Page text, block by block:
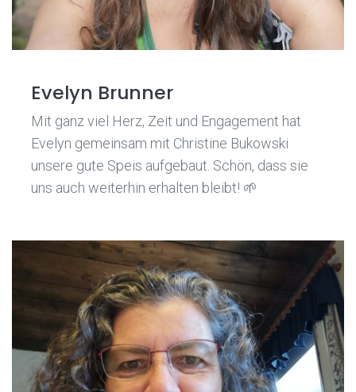
Evelyn Brunner
Mit ganz viel Herz, Zeit und Engagement hat
Evelyn gemeinsam mit Christine Bukowski
unsere gute Speis aufgebaut. Schön, dass sie
uns auch weiterhin erhalten bleibt! 🌱